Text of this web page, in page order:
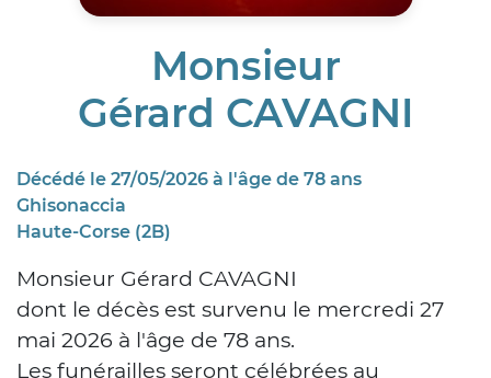
Monsieur
Gérard CAVAGNI
Décédé le 27/05/2026 à l'âge de 78 ans
Ghisonaccia
Haute-Corse (2B)
Monsieur Gérard CAVAGNI
dont le décès est survenu le mercredi 27
mai 2026 à l'âge de 78 ans.
Les funérailles seront célébrées au